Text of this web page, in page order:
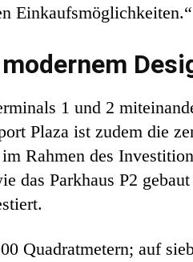
Einkaufsmöglichkeiten.“
1 und 2
Plaza ist zudem die
Rahmen des
das Parkhaus P2
Quadratmetern; auf